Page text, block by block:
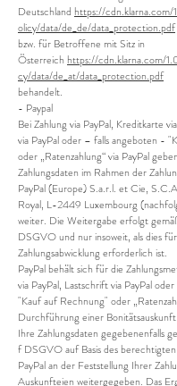
Deutschland https://
olicy/data/de_de/data_protection.pdf
bzw. für Betroffene mit Sitz in
Österreich https://cdn.klarna.com/
cy/data/de_at/data_protection.pdf
behandelt.
- Paypal
Bei Zahlung via PayPal, Kreditkarte
via PayPal oder – falls angeboten -
oder „Ratenzahlung“ via PayPal
Zahlungsdaten im Rahmen der
PayPal (Europe) S.a.r.l. et Cie,
Royal, L-2449 Luxembourg
weiter. Die Weitergabe erfolgt
DSGVO und nur insoweit, als dies
Zahlungsabwicklung erforderlich ist.
PayPal behält sich für die
via PayPal, Lastschrift via PayPal
"Kauf auf Rechnung" oder
Durchführung einer
Ihre Zahlungsdaten gegebenenfalls
f DSGVO auf Basis des berechtigten
PayPal an der Feststellung Ihrer
Auskunfteien weitergegeben. Das